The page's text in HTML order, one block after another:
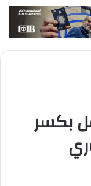
بكسر